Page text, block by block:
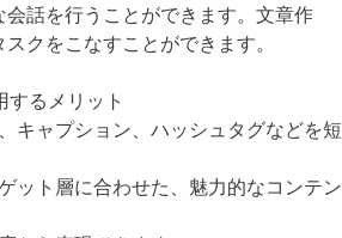
話を行うことができます。文章作
クをこなすことができます。
するメリット
キャプション、ハッシュタグなどを短
ット層に合わせた、魅力的なコンテン